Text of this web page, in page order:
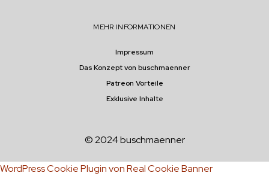
E
A
I
S
MEHR INFORMATIONEN
Impressum
Das Konzept von buschmaenner
Patreon Vorteile
Exklusive Inhalte
© 2024 buschmaenner
WordPress Cookie Plugin von Real Cookie Banner